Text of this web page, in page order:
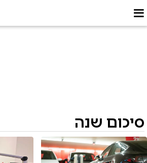
סיכום שנה